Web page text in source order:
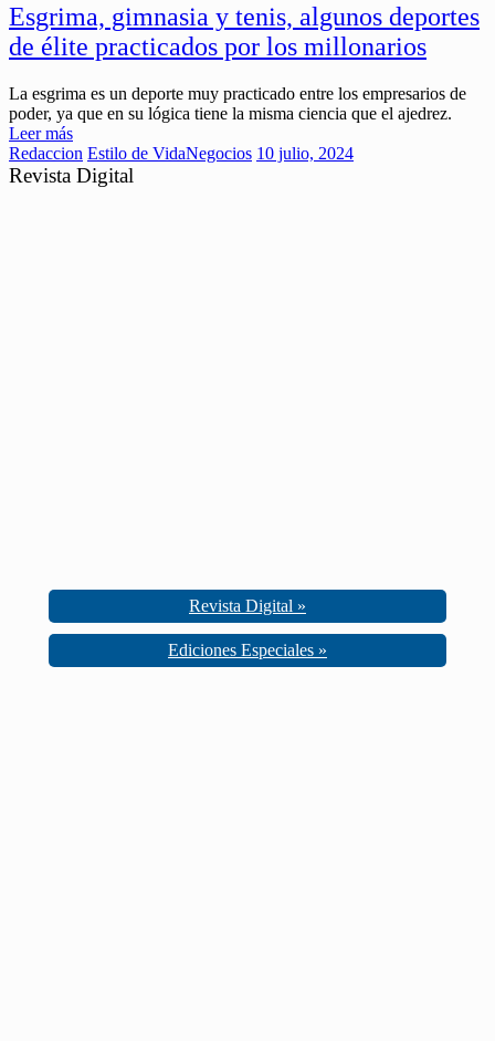
Esgrima, gimnasia y tenis, algunos deportes
de élite practicados por los millonarios
La esgrima es un deporte muy practicado entre los empresarios de
poder, ya que en su lógica tiene la misma ciencia que el ajedrez.
Leer más
Redaccion Estilo de VidaNegocios 10 julio, 2024
Revista Digital
Revista Digital »
Ediciones Especiales »